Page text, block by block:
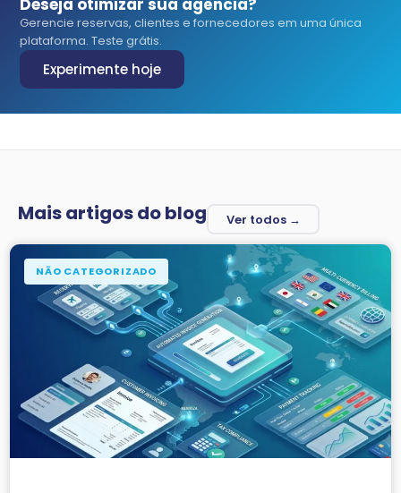
Deseja otimizar sua agência?
Gerencie reservas, clientes e fornecedores em uma única
plataforma. Teste grátis.
Experimente hoje
Mais artigos do blog Ver todos →
NÃO CATEGORIZADO